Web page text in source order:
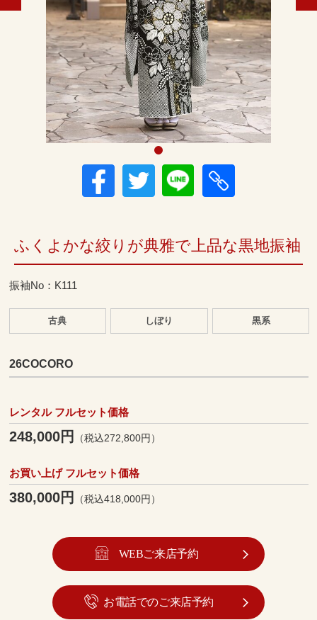
ふくよかな絞りが典雅で上品な黒地振袖
振袖No：K111
古典 しぼり 黒系
26COCORO
レンタル フルセット価格
248,000円 （税込272,800円）
お買い上げ フルセット価格
380,000円 （税込418,000円）
WEBご来店予約
お電話でのご来店予約